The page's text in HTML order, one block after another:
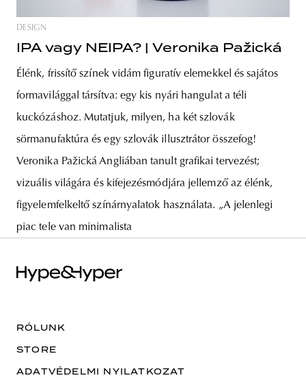
DESIGN
IPA vagy NEIPA? | Veronika Pažická
Élénk, frissítő színek vidám figuratív elemekkel és sajátos
formavilággal társítva: egy kis nyári hangulat a téli
kuckózáshoz. Mutatjuk, milyen, ha két szlovák
sörmanufaktúra és egy szlovák illusztrátor összefog!
Veronika Pažická Angliában tanult grafikai tervezést;
vizuális világára és kifejezésmódjára jellemző az élénk,
figyelemfelkeltő színárnyalatok használata. „A jelenlegi
piac tele van minimalista
RÓLUNK
STORE
ADATVÉDELMI NYILATKOZAT